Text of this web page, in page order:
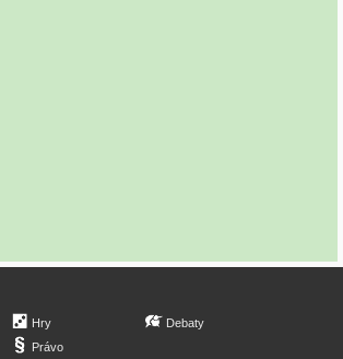
Hry
Právo
Debaty